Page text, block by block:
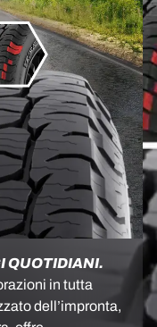
QUOTIDIANI.
in tutta
dell’impronta,